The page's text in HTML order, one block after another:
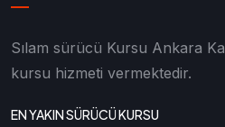
Sılam sürücü Kursu Ankara
kursu hizmeti vermektedir.
EN YAKIN SÜRÜCÜ KURSU